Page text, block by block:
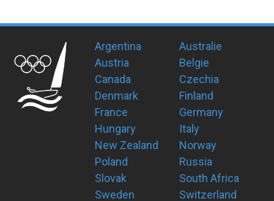
Argentina
Australie
Austria
Belgie
Canada
Czechia
Denmark
Finland
France
Germany
Hungary
Italy
New Zealand
Norway
Poland
Russia
Slovak
South Africa
Sweden
Switzerland